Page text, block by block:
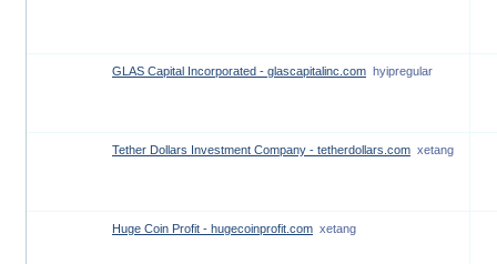
GLAS Capital Incorporated - glascapitalinc.com hyipregular
Tether Dollars Investment Company - tetherdollars.com xetang
Huge Coin Profit - hugecoinprofit.com xetang